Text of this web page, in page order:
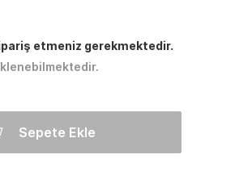
etmeniz gerekmektedir.
Sepete Ekle